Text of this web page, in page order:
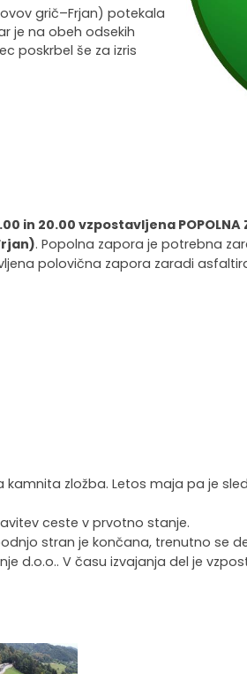
grič–Frjan) potekala
je na obeh odsekih
poskrbel še za izris
in 20.00 vzpostavljena
. Popolna zapora je potrebna
polovična zapora zaradi
zložba. Letos maja pa je
ceste v prvotno stanje.
stran je končana, trenutno se
d.o.o.. V času izvajanja del je